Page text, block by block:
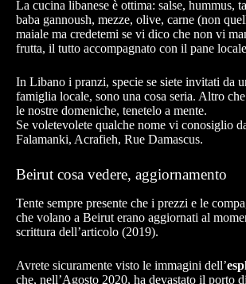
La cucina libanese è ottima: salse, hummus,
baba gannoush, mezze, olive, carne (non
maiale ma credetemi se vi dico che non vi
frutta, il tutto accompagnato con il pane
In Libano i pranzi, specie se siete invitati da
famiglia locale, sono una cosa seria. Altro
le nostre domeniche, tenetelo a mente.
Se voletevolete qualche nome vi conosiglio
Falamanki, Acrafieh, Rue Damascus.
Beirut cosa vedere, aggiornamento
Tente sempre presente che i prezzi e le
che volano a Beirut erano aggiornati al
scrittura dell’articolo (2019).
Avrete sicuramente visto le immagini dell’
che, nell’Agosto 2020, ha devastato il porto